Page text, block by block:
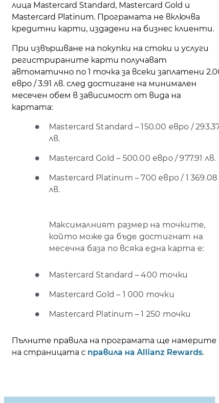
лица Mastercard Standard, Mastercard Gold и
Mastercard Platinum. Програмата не включва
кредитни карти, издадени на бизнес клиенти.
При извършване на покупки на стоки и услуги
регистрираните карти получават
автоматично по 1 точка за всеки заплатени
евро / 3.91 лв. след достигане на минимален
месечен обем в зависимост от вида на
картата:
Mastercard Standard – 150.00 евро /
лв.
Mastercard Gold – 500.00 евро / 977.91 лв.
Mastercard Platinum – 700 евро / 1 369.08
лв.
Максималният размер на точките,
който може да бъде достигнат на
месечна база по всяка една карта е:
Mastercard Standard – 400 точки
Mastercard Gold – 1 000 точки
Mastercard Platinum – 1 250 точки
Пълните правила на програмата ще намерите
на страницата с правила на Allianz Rewards.